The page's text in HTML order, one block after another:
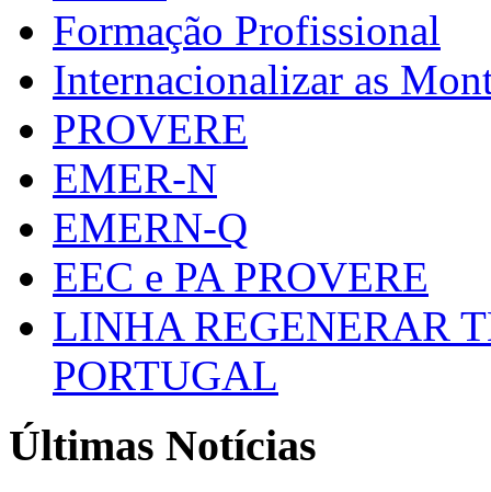
Formação Profissional
Internacionalizar as
PROVERE
EMER-N
EMERN-Q
EEC e PA PROVERE
LINHA REGENERAR
PORTUGAL
Últimas Notícias